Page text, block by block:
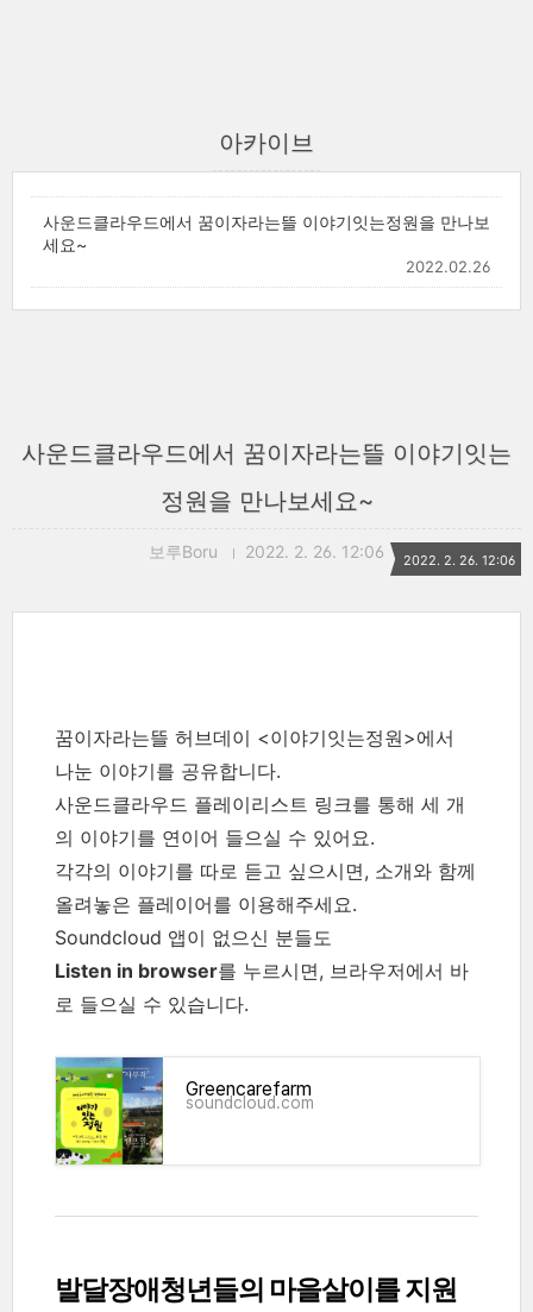
아카이브
사운드클라우드에서 꿈이자라는뜰 이야기잇는정원을 만나보
세요~
2022.02.26
사운드클라우드에서 꿈이자라는뜰 이야기잇는
정원을 만나보세요~
보루Boru 2022. 2. 26. 12:06 2022. 2. 26. 12:06
꿈이자라는뜰 허브데이 <이야기잇는정원>에서
나눈 이야기를 공유합니다.
사운드클라우드 플레이리스트 링크를 통해 세 개
의 이야기를 연이어 들으실 수 있어요.
각각의 이야기를 따로 듣고 싶으시면, 소개와 함께
올려놓은 플레이어를 이용해주세요.
Soundcloud 앱이 없으신 분들도
Listen in browser를 누르시면, 브라우저에서 바
로 들으실 수 있습니다.
Greencarefarm
soundcloud.com
발달장애청년들의 마을살이를 지원